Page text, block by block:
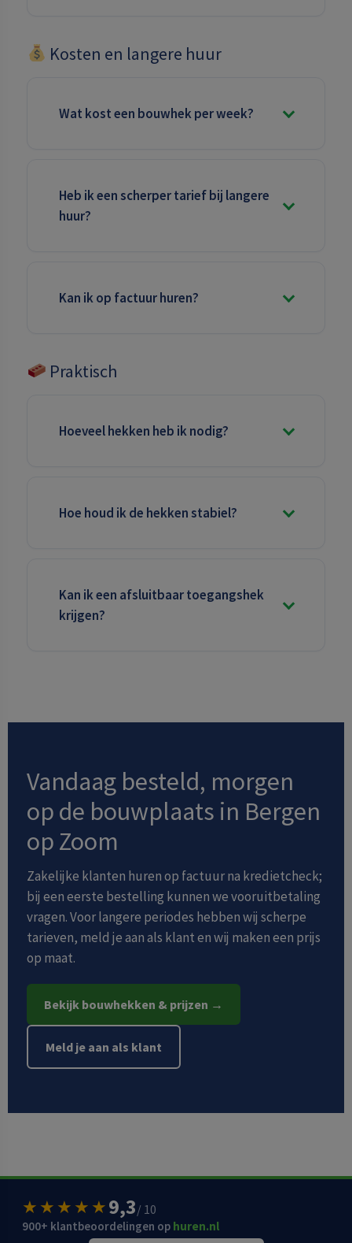
Kosten en langere huur
Wat kost een bouwhek per week?
Heb ik een scherper tarief bij langere
huur?
Kan ik op factuur huren?
Praktisch
Hoeveel hekken heb ik nodig?
Hoe houd ik de hekken stabiel?
Kan ik een afsluitbaar toegangshek
krijgen?
Vandaag besteld, morgen
op de bouwplaats in Bergen
op Zoom
Zakelijke klanten huren op factuur na kredietcheck;
bij een eerste bestelling kunnen we vooruitbetaling
vragen. Voor langere periodes hebben wij scherpe
tarieven, meld je aan als klant en wij maken een prijs
op maat.
Bekijk bouwhekken & prijzen →
Meld je aan als klant
★★★★★9,3/ 10
900+ klantbeoordelingen op huren.nl